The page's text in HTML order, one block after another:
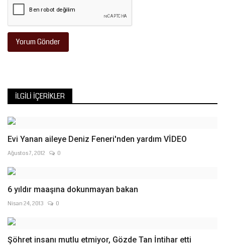
Yorum Gönder
İLGILI İÇERIKLER
Evi Yanan aileye Deniz Feneri'nden yardım VİDEO
Ağustos 7, 2012 0
6 yıldır maaşına dokunmayan bakan
Nisan 24, 2013 0
Şöhret insanı mutlu etmiyor, Gözde Tan İntihar etti